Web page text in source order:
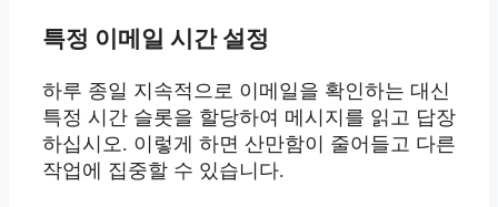
특정 이메일 시간 설정
하루 종일 지속적으로 이메일을 확인하는 대신
특정 시간 슬롯을 할당하여 메시지를 읽고 답장
하십시오. 이렇게 하면 산만함이 줄어들고 다른
작업에 집중할 수 있습니다.